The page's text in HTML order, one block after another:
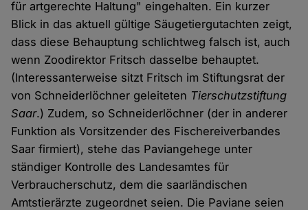
für artgerechte Haltung" eingehalten. Ein kurzer
Blick in das aktuell gültige Säugetiergutachten zeigt,
dass diese Behauptung schlichtweg falsch ist, auch
wenn Zoodirektor Fritsch dasselbe behauptet.
(Interessanterweise sitzt Fritsch im Stiftungsrat der
von Schneiderlöchner geleiteten Tierschutzstiftung
Saar.) Zudem, so Schneiderlöchner (der in anderer
Funktion als Vorsitzender des Fischereiverbandes
Saar firmiert), stehe das Paviangehege unter
ständiger Kontrolle des Landesamtes für
Verbraucherschutz, dem die saarländischen
Amtstierärzte zugeordnet seien. Die Paviane seien